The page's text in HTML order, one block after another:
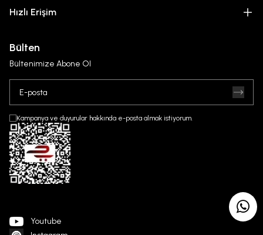
Hızlı Erişim
Bülten
Bültenimize Abone Ol
Kampanya ve duyurular hakkında e-posta almak istiyorum.
Youtube